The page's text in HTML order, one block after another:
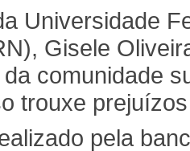
Universidade
Gisele
comunidade
trouxe
pela